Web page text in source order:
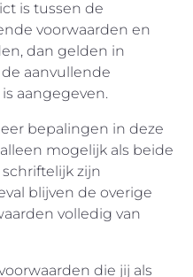
is tussen de
voorwaarden en
dan gelden in
aanvullende
aangegeven.
bepalingen in deze
mogelijk als beide
zijn
blijven de overige
volledig van
die jij als